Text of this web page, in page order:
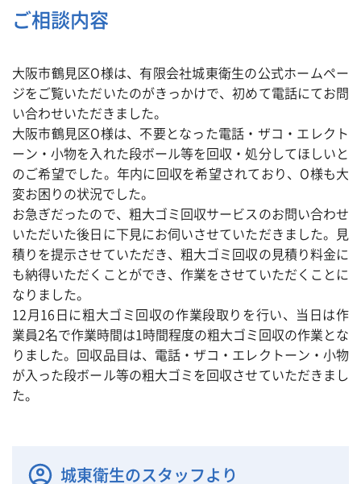
ご相談内容
大阪市鶴見区O様は、有限会社城東衛生の公式ホームペー
ジをご覧いただいたのがきっかけで、初めて電話にてお問
い合わせいただきました。
大阪市鶴見区O様は、不要となった電話・ザコ・エレクト
ーン・小物を入れた段ボール等を回収・処分してほしいと
のご希望でした。年内に回収を希望されており、O様も大
変お困りの状況でした。
お急ぎだったので、粗大ゴミ回収サービスのお問い合わせ
いただいた後日に下見にお伺いさせていただきました。見
積りを提示させていただき、粗大ゴミ回収の見積り料金に
も納得いただくことができ、作業をさせていただくことに
なりました。
12月16日に粗大ゴミ回収の作業段取りを行い、当日は作
業員2名で作業時間は1時間程度の粗大ゴミ回収の作業とな
りました。回収品目は、電話・ザコ・エレクトーン・小物
が入った段ボール等の粗大ゴミを回収させていただきまし
た。
城東衛生のスタッフより